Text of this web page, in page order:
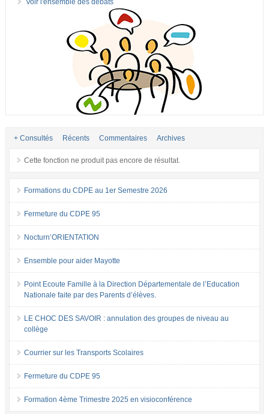
Voir l'ensemble des débats
+ Consultés Récents Commentaires Archives
Cette fonction ne produit pas encore de résultat.
Formations du CDPE au 1er Semestre 2026
Fermeture du CDPE 95
Nocturn’ORIENTATION
Ensemble pour aider Mayotte
Point Ecoute Famille à la Direction Départementale de l’Education
Nationale faite par des Parents d’élèves.
LE CHOC DES SAVOIR : annulation des groupes de niveau au
collège
Courrier sur les Transports Scolaires
Fermeture du CDPE 95
Formation 4ème Trimestre 2025 en visioconférence